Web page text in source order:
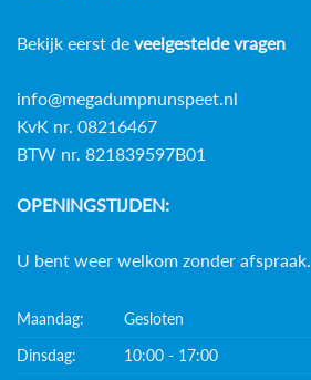
Bekijk eerst de veelgestelde vragen
info@megadumpnunspeet.nl
KvK nr. 08216467
BTW nr. 821839597B01
OPENINGSTIJDEN:
U bent weer welkom zonder afspraak.
Maandag:
Gesloten
Dinsdag:
10:00 - 17:00